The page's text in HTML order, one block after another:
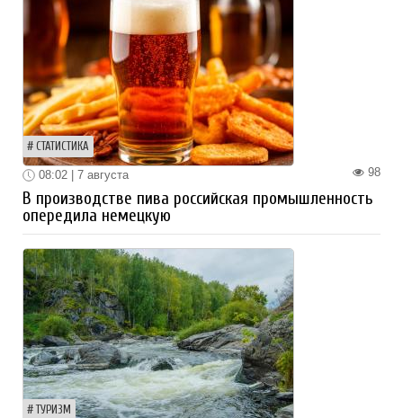
СТАТИСТИКА
98
08:02 | 7 августа
В производстве пива российская промышленность
опередила немецкую
ТУРИЗМ